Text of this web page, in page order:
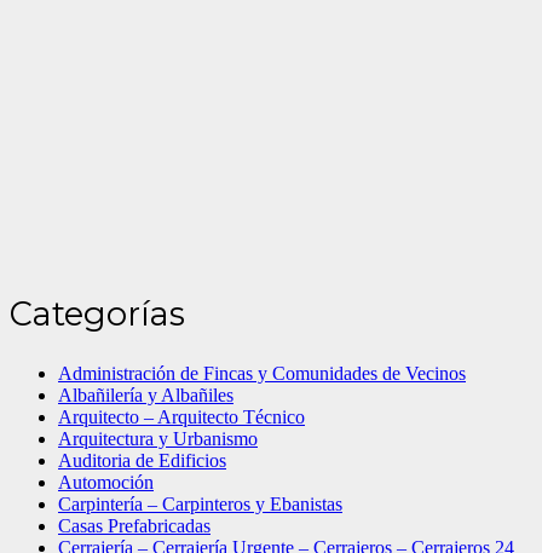
Categorías
Administración de Fincas y Comunidades de Vecinos
Albañilería y Albañiles
Arquitecto – Arquitecto Técnico
Arquitectura y Urbanismo
Auditoria de Edificios
Automoción
Carpintería – Carpinteros y Ebanistas
Casas Prefabricadas
Cerrajería – Cerrajería Urgente – Cerrajeros – Cerrajeros 24